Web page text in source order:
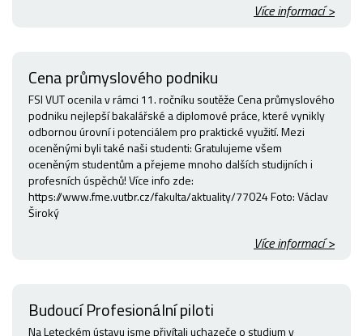
Více informací >
Cena průmyslového podniku
FSI VUT ocenila v rámci 11. ročníku soutěže Cena průmyslového
podniku nejlepší bakalářské a diplomové práce, které vynikly
odbornou úrovní i potenciálem pro praktické využití. Mezi
oceněnými byli také naši studenti: Gratulujeme všem
oceněným studentům a přejeme mnoho dalších studijních i
profesních úspěchů! Více info zde:
https://www.fme.vutbr.cz/fakulta/aktuality/77024 Foto: Václav
Široký
Více informací >
Budoucí Profesionální piloti
Na Leteckém ústavu jsme přivítali uchazeče o studium v